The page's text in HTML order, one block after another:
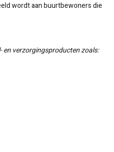
wordt aan buurtbewoners die
en verzorgingsproducten zoals: